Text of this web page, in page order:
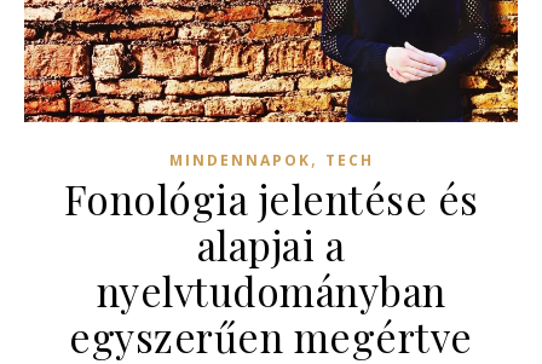
MINDENNAPOK, TECH
Fonológia jelentése és
alapjai a
nyelvtudományban
egyszerűen megértve